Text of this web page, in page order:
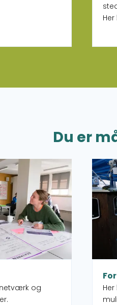
Du er
og
Læs